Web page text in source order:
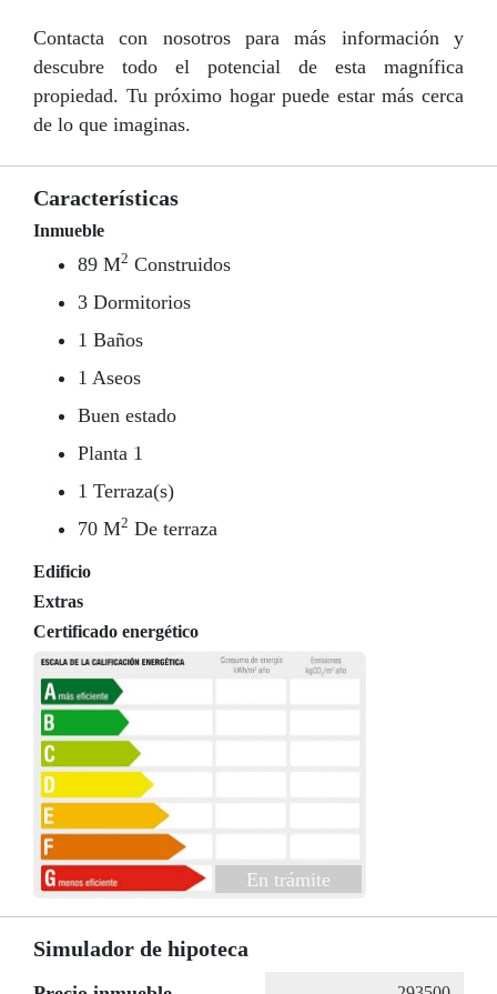
Contacta con nosotros para más información y
descubre todo el potencial de esta magnífica
propiedad. Tu próximo hogar puede estar más cerca
de lo que imaginas.
Características
Inmueble
89 M2 Construidos
3 Dormitorios
1 Baños
1 Aseos
Buen estado
Planta 1
1 Terraza(s)
70 M2 De terraza
Edificio
Extras
Certificado energético
En trámite
Simulador de hipoteca